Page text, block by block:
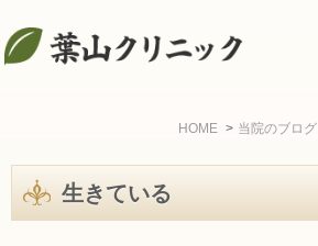
HOME 当院のブログ
生きている